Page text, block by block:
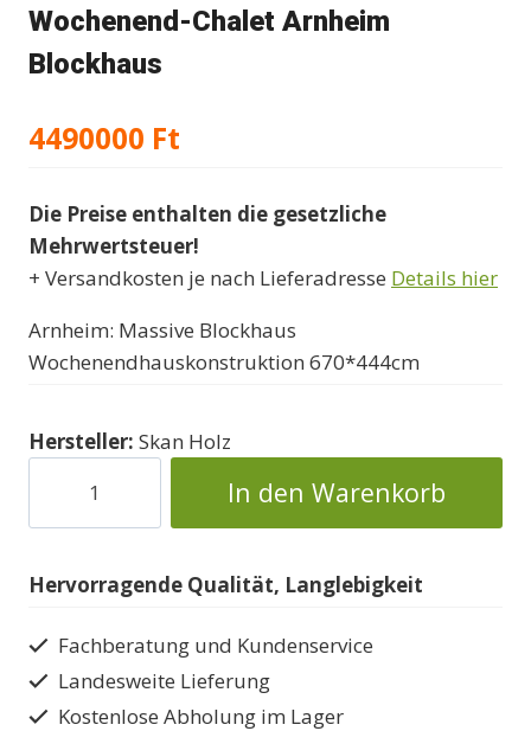
Wochenend-Chalet Arnheim
Blockhaus
4490000 Ft
Die Preise enthalten die gesetzliche
Mehrwertsteuer!
+ Versandkosten je nach Lieferadresse Details hier
Arnheim: Massive Blockhaus
Wochenendhauskonstruktion 670*444cm
Hersteller: Skan Holz
Arnheim
Menge
In den Warenkorb
Hervorragende Qualität, Langlebigkeit
Fachberatung und Kundenservice
Landesweite Lieferung
Kostenlose Abholung im Lager